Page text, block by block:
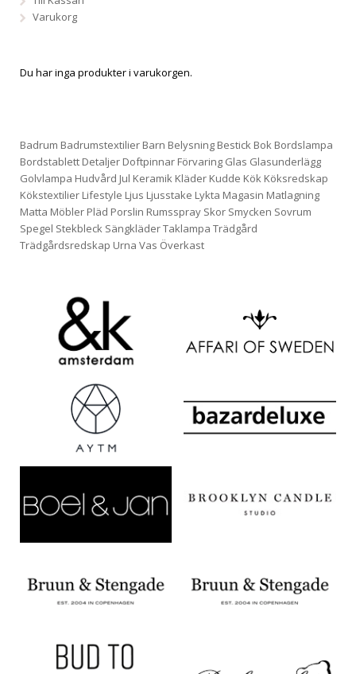
Varukorg
Du har inga produkter i varukorgen.
Badrum Badrumstextilier Barn Belysning Bestick Bok Bordslampa
Bordstablett Detaljer Doftpinnar Förvaring Glas Glasunderlägg
Golvlampa Hudvård Jul Keramik Kläder Kudde Kök Köksredskap
Kökstextilier Lifestyle Ljus Ljusstake Lykta Magasin Matlagning
Matta Möbler Pläd Porslin Rumsspray Skor Smycken Sovrum
Spegel Stekbleck SängkläderTaklampa Trädgård
Trädgårdsredskap Urna Vas Överkast